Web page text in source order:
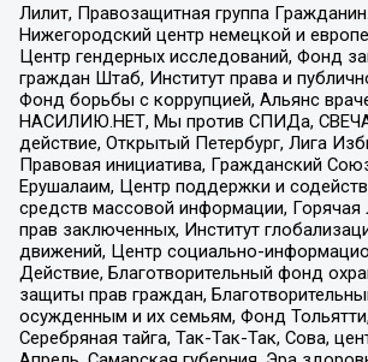
Лилит, Правозащитная группа
Нижегородский центр немецкой и
Центр гендерных исследований, Фонд
граждан Штаб, Институт права и
Фонд борьбы с коррупцией, Альянс
НАСИЛИЮ.НЕТ, Мы против СПИДа,
действие, Открытый Петербург, Лига
Правовая инициатива, Гражданский
Ерушалаим, Центр поддержки и
средств массовой информации, Горячая
прав заключенных, Институт
движений, Центр социально-
Действие, Благотворительный фонд
защиты прав граждан,
осужденным и их семьям, Фонд
Серебряная тайга, Так-Так-Так, Сова,